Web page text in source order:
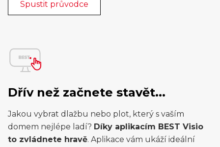
Spustit průvodce
Dřív než začnete stavět...
Jakou vybrat dlažbu nebo plot, který s vaším
domem nejlépe ladí? Díky aplikacím BEST Visio
to zvládnete hravě. Aplikace vám ukáží ideální